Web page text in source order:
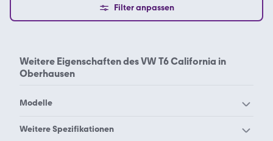
Filter anpassen
Weitere Eigenschaften desVW T6 California in
Oberhausen
Modelle
VW 181
Weitere Spezifikationen